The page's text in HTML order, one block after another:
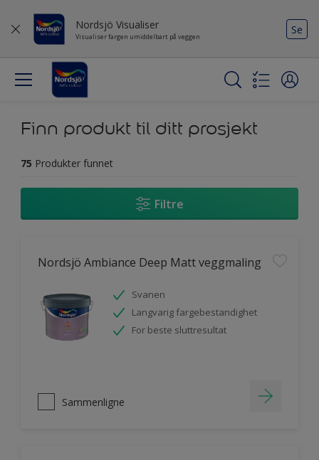
Nordsjö Visualiser
Visualiser fargen umiddelbart på veggen
Se
Finn produkt til ditt prosjekt
75 Produkter funnet
Filtre
Nordsjö Ambiance Deep Matt veggmaling
Svanen
Langvarig fargebestandighet
For beste sluttresultat
Sammenligne